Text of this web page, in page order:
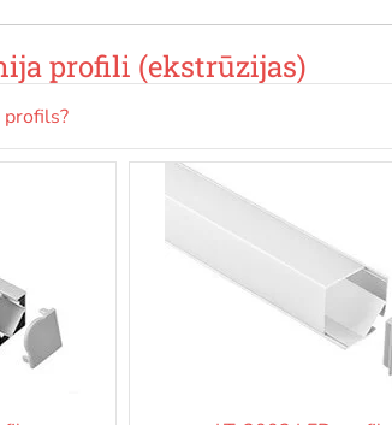
profili (ekstrūzijas)
profils?